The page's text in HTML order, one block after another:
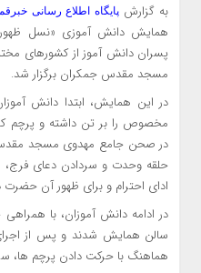
به گزارشپایگاه اطلاع رسانی خبرقم
همایش دانش آموزی «نسل
پسران دانش آموز از کشورهای
مسجد مقدس جمکران برگزار شد.
در این همایش، ابتدا دانش
مخصوص را بر تن داشته و پرچم
در صحن جامع مهدوی مسجد مقدس
حلقه وحدت و سردادن دعای
ادای احترام و برای ظهور آن حضرت
در ادامه دانش آموزان، با
سالن همایش شدند و پس از
هماهنگ با حرکت دادن پرچم ها،